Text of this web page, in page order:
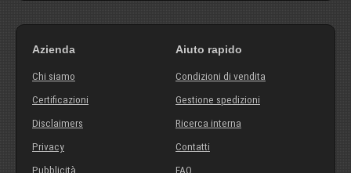
Azienda
Chi siamo
Certificazioni
Disclaimers
Privacy
Pubblicità
Aiuto rapido
Condizioni di vendita
Gestione spedizioni
Ricerca interna
Contatti
FAQ